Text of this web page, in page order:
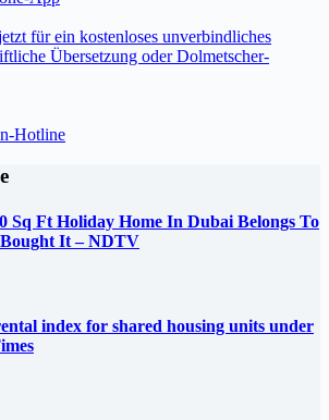
für ein kostenloses unverbindliches
Übersetzung oder Dolmetscher-
Hotline
Sq Ft Holiday Home In Dubai Belongs To
It – NDTV
index for shared housing units under